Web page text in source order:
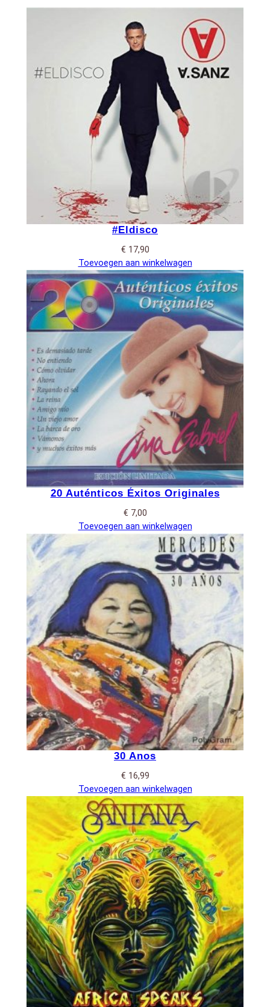
#Eldisco
€ 17,90
Toevoegen aan winkelwagen
20 Auténticos Éxitos Originales
€ 7,00
Toevoegen aan winkelwagen
30 Anos
€ 16,99
Toevoegen aan winkelwagen